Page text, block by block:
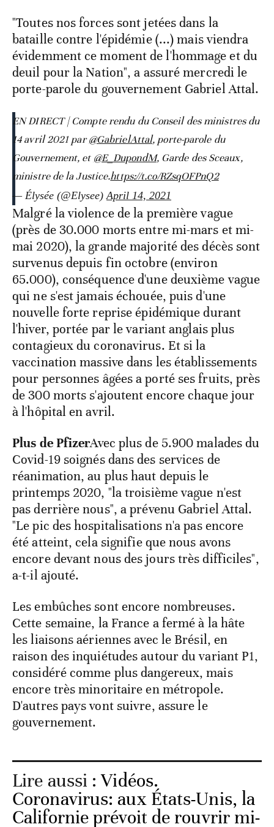
"Toutes nos forces sont jetées dans la
bataille contre l'épidémie (...) mais viendra
évidemment ce moment de l'hommage et du
deuil pour la Nation", a assuré mercredi le
porte-parole du gouvernement Gabriel Attal.
EN DIRECT | Compte rendu du Conseil des ministres du
14 avril 2021 par@GabrielAttal, porte-parole du
Gouvernement, et @E_DupondM, Garde des Sceaux,
ministre de la Justice.https://t.co/RZsqOFPnQ2
— Élysée (@Elysee) April 14, 2021
Malgré la violence de la première vague
(près de 30.000 morts entre mi-mars et mi-
mai 2020), la grande majorité des décès sont
survenus depuis fin octobre (environ
65.000), conséquence d'une deuxième vague
qui ne s'est jamais échouée, puis d'une
nouvelle forte reprise épidémique durant
l'hiver, portée par le variant anglais plus
contagieux du coronavirus. Et si la
vaccination massive dans les établissements
pour personnes âgées a porté ses fruits, près
de 300 morts s'ajoutent encore chaque jour
à l'hôpital en avril.
Plus de PfizerAvec plus de 5.900 malades du
Covid-19 soignés dans des services de
réanimation, au plus haut depuis le
printemps 2020, "la troisième vague n'est
pas derrière nous", a prévenu Gabriel Attal.
"Le pic des hospitalisations n'a pas encore
été atteint, cela signifie que nous avons
encore devant nous des jours très difficiles",
a-t-il ajouté.
Les embûches sont encore nombreuses.
Cette semaine, la France a fermé à la hâte
les liaisons aériennes avec le Brésil, en
raison des inquiétudes autour du variant P1,
considéré comme plus dangereux, mais
encore très minoritaire en métropole.
D'autres pays vont suivre, assure le
gouvernement.
Lire aussi :Vidéos.
Coronavirus: aux États-Unis, la
Californie prévoit de rouvrir mi-